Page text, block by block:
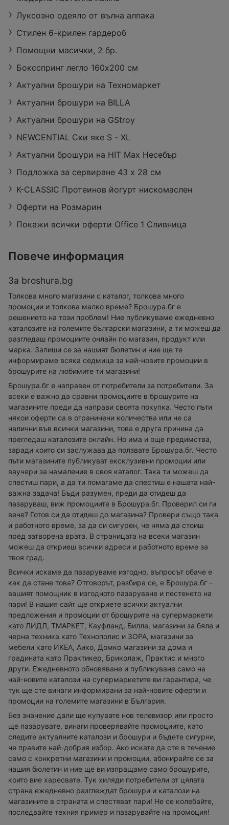
Луксозно одеяло от вълна алпака
Стилен 6-крилен гардероб
Помощни масички, 2 бр.
Боксспринг легло 160х200 см
Актуални брошури на Техномаркет
Актуални брошури на BILLA
Актуални брошури на GStroy
NEWCENTIAL Ски яке S - XL
Актуални брошури на HIT Max Несебър
Подложка за сервиране 43 x 28 см
K-CLASSIC Протеинов йогурт нискомаслен
Оферти на Розмарин
Покажи всички оферти Office 1 Сливница
Повече информация
За broshura.bg
Толкова много магазини с каталог, толкова много
промоции и толкова малко време? Брошура.бг е
решението на този проблем! Ние публикуваме ежедневно
каталозите на големите български магазини, а ти можеш да
разгледаш промоциите онлайн по магазин, продукт или
марка. Запиши се за нашият бюлетин и ние ще те
информираме всяка седмица за най-новите промоции в
брошурите на любимите ти магазини!
Брошура.бг е направен от потребители за потребители. За
всеки е важно да сравни промоциите в брошурите на
магазините преди да направи своята покупка. Често пъти
някои оферти са в ограничени количества или не са
налични във всички магазини, това е друга причина да
прегледаш каталозите онлайн. Но има и още предимства,
заради които си заслужава да ползвате Брошура.бг. Често
пъти магазините публикуват ексклузивни промоции или
ваучери за намаление в своя каталог. Така ти можеш да
спестиш пари, а да ти помагаме да спестиш е нашата най-
важна задача! Бъди разумен, преди да отидеш да
пазаруваш, виж промоциите в Брошура.бг. Проверил си ги
вече? Готов си да отидеш до магазина? Провери също така
и работното време, за да си сигурен, че няма да стоиш
пред затворена врата. В страницата на всеки магазин
можеш да откриеш всички адреси и работното време за
твоя град.
Всички искаме да пазаруваме изгодно, въпросът обаче е
как да стане това? Отговорът, разбира се, е Брошура.бг –
вашият помощник в изгодното пазаруване и пестенето на
пари! В нашия сайт ще откриете всички актуални
предложения и промоции от брошурите на супермаркети
като ЛИДЛ, ТМАРКЕТ, Кауфланд, Билла, магазини за бяла и
черна техника като Технополис и ЗОРА, магазини за
мебели като ИКЕА, Аико, Домко магазини за дома и
градината като Практикер, Бриколаж, Практис и много
други. Ежедневното обновяване и публикуване само на
най-новите каталози на супермаркетите ви гарантира, че
тук ще сте винаги информирани за най-новите оферти и
промоции на големите магазини в България.
Без значение дали ще купувате нов телевизор или просто
ще пазарувате, винаги проверявайте промоциите, като
следите актуалните каталози и брошури и бъдете сигурни,
че правите най-добрия избор. Ако искате да сте в течение
само с конкретни магазини и промоции, абонирайте се за
нашия бюлетин и ние ще ви изпращаме само брошурите,
които вие харесвате. Тук хиляди потребители от цялата
страна ежедневно разглеждат брошури и каталози на
магазините в страната и спестяват пари! Не се колебайте,
последвайте техния пример и пазарувайте на промоция!